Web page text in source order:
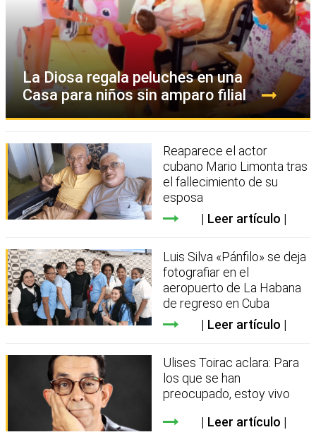
La Diosa regala peluches en una
Casa para niños sin amparo filial
Reaparece el actor
cubano Mario Limonta tras
el fallecimiento de su
esposa
Leer artículo
Luis Silva «Pánfilo» se deja
fotografiar en el
aeropuerto de La Habana
de regreso en Cuba
Leer artículo
Ulises Toirac aclara: Para
los que se han
preocupado, estoy vivo
Leer artículo